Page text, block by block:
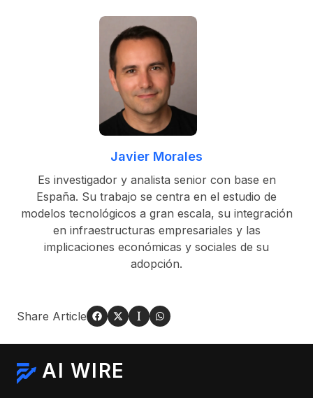
Javier Morales
Es investigador y analista senior con base en
España. Su trabajo se centra en el estudio de
modelos tecnológicos a gran escala, su integración
en infraestructuras empresariales y las
implicaciones económicas y sociales de su
adopción.
Share Article
AI WIRE